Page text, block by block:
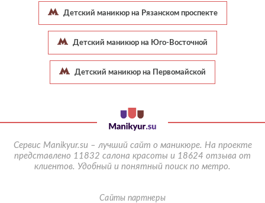
Детский маникюр на Рязанском проспекте
Детский маникюр на Юго-Восточной
Детский маникюр на Первомайской
Сервис Manikyur.su – лучший сайт о маникюре. На проекте
представлено 11832 салона красоты и 18624 отзыва от
клиентов. Удобный и понятный поиск по метро.
Сайты партнеры